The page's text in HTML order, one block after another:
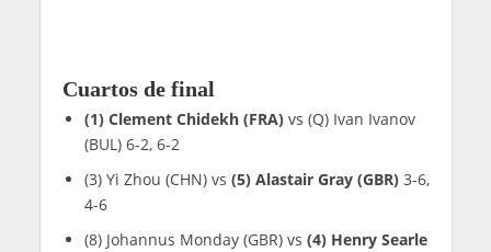
Cuartos de final
(1) Clement Chidekh (FRA)vs (Q) Ivan Ivanov
(BUL) 6-2, 6-2
(3) Yi Zhou (CHN) vs (5) Alastair Gray (GBR)3-6,
4-6
(8) Johannus Monday (GBR) vs (4) Henry Searle